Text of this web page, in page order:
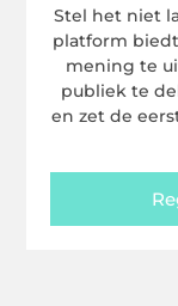
Stel het niet
platform
mening te
publiek te
en zet de